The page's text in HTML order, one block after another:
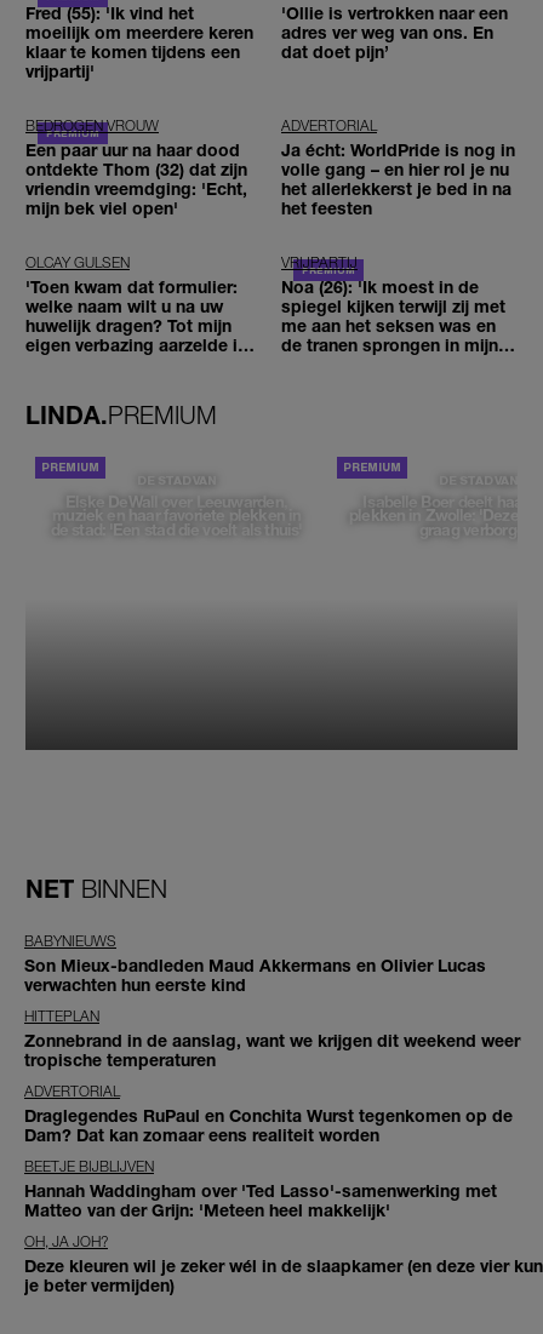
Fred (55): 'Ik vind het
moeilijk om meerdere keren
klaar te komen tijdens een
vrijpartij'
'Ollie is vertrokken naar een
adres ver weg van ons. En
dat doet pijn’
BEDROGEN VROUW
Een paar uur na haar dood
ontdekte Thom (32) dat zijn
vriendin vreemdging: 'Echt,
mijn bek viel open'
ADVERTORIAL
Ja écht: WorldPride is nog in
volle gang – en hier rol je nu
het allerlekkerst je bed in na
het feesten
OLCAY GULSEN
'Toen kwam dat formulier:
welke naam wilt u na uw
huwelijk dragen? Tot mijn
eigen verbazing aarzelde ik
VRIJPARTIJ
Noa (26): 'Ik moest in de
spiegel kijken terwijl zij met
me aan het seksen was en
de tranen sprongen in mijn
LINDA.PREMIUM
DE STAD VAN
Elske DeWall over Leeuwarden,
muziek en haar favoriete plekken in
de stad: 'Een stad die voelt als thuis'
DE STAD VAN
Isabelle Boer deelt haar
plekken in Zwolle: 'Deze
graag verborgen'
NET BINNEN
BABYNIEUWS
Son Mieux-bandleden Maud Akkermans en Olivier Lucas
verwachten hun eerste kind
HITTEPLAN
Zonnebrand in de aanslag, want we krijgen dit weekend weer
tropische temperaturen
ADVERTORIAL
Draglegendes RuPaul en Conchita Wurst tegenkomen op de
Dam? Dat kan zomaar eens realiteit worden
BEETJE BIJBLIJVEN
Hannah Waddingham over 'Ted Lasso'-samenwerking met
Matteo van der Grijn: 'Meteen heel makkelijk'
OH, JA JOH?
Deze kleuren wil je zeker wél in de slaapkamer (en deze vier kun
je beter vermijden)